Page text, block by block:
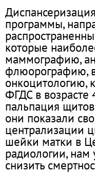
программы,
которые
маммографию,
флюорографию,
онкоцитологию,
ФГДС в возрасте
пальпация
они показали
централизации
шейки матки в
радиологии, нам
снизить